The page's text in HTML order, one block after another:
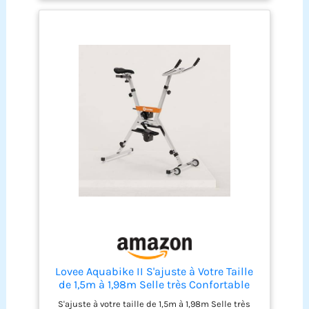
de montage, il dispose d'un design structuré
montants gradués et le système Click & Turn
remarquablement bien étudiée pour sa solidité et
sa légèreté ainsi que sa capacité de drainage
express pour évacuer l'eau en quelques secondes
Résistance et pédales : les pédales sont
utilisables pieds nus grâce aux foostraps confort.
Le vélo possède une résistance de 13% pour
renforcer votre pédalage hydraulique. L’aquabike
vous apportera une grande satisfaction
Préconisation : votre aquabike peut rester
immergé plusieurs jours dans votre piscine.
Cependant, pour augmenter plus encore sa durée
Lovee Aquabike II S'ajuste à Votre Taille
de 1,5m à 1,98m Selle très Confortable
Possibilité de régler l'intensité de
S'ajuste à votre taille de 1,5m à 1,98m Selle très